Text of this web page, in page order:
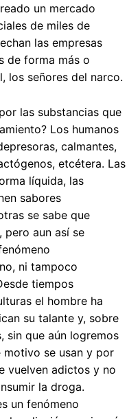
un mercado
de miles de
las empresas
de forma más o
los señores del narco.
las substancias que
Los humanos
calmantes,
etcétera. Las
líquida, las
sabores
se sabe que
pero aun así se
ni tampoco
tiempos
el hombre ha
su talante y, sobre
sin que aún logremos
se usan y por
vuelven adictos y no
la droga.
un fenómeno